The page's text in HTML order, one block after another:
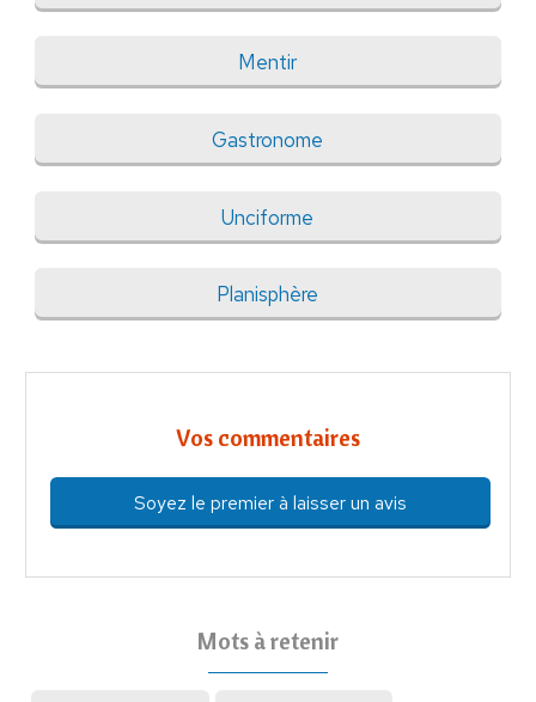
Mentir
Gastronome
Unciforme
Planisphère
Vos commentaires
Soyez le premier à laisser un avis
Mots à retenir